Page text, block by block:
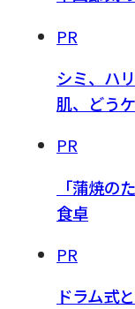
PR
シミ、ハ
肌、どう
PR
「蒲焼の
食卓
PR
ドラム式